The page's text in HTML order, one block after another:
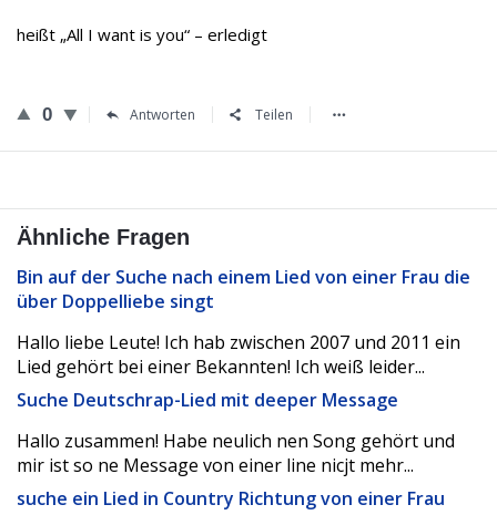
heißt „All I want is you“ – erledigt
0 Antworten Teilen
Ähnliche Fragen
Bin auf der Suche nach einem Lied von einer Frau die
über Doppelliebe singt
Hallo liebe Leute! Ich hab zwischen 2007 und 2011 ein
Lied gehört bei einer Bekannten! Ich weiß leider...
Suche Deutschrap-Lied mit deeper Message
Hallo zusammen! Habe neulich nen Song gehört und
mir ist so ne Message von einer line nicjt mehr...
suche ein Lied in Country Richtung von einer Frau